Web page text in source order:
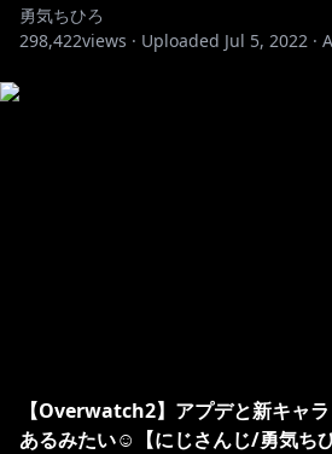
勇気ちひろ
298,422views · Uploaded Jul 5, 2022 ·
【Overwatch2】アプデと新キャ
あるみたい☺【にじさんじ/勇気ちひ